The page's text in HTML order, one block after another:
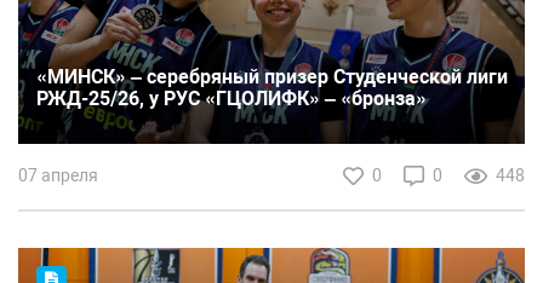
«МИНСК» – серебряный призер Студенческой лиги
РЖД-25/26, у РУС «ГЦОЛИФК» – «бронза»
07 апреля 0 0 448